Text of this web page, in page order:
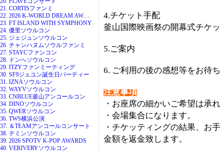
21. CORTISファンミ
22. 2026 K-WORLD DREAM AWARDS
23. FT ISLAND WITH SYMPHONY
24. 優里ソウルコン
25. ジェジュンソウルコン
26. チャンハヌムソウルファンミ
27. STAYCファンコン
28. ドンへソウルコン
29. ITZYファンミーティング
30. SF9ジェユン誕生日パーティー
31. IZNAソウルコン
32. WAYVソウルコン
33. CNBLUE釜山アンコールコン
34. DINOソウルコン
35. QWERソウルコン
36. TWS横浜公演
37. ＆TEAMアンコールコンサート
38. テミンソウルコン
39. 2026 SPOTV K-POP AWARDS
40. VERIVERYソウルコン
4.チケット手配
釜山国際映画祭の開幕式チケ
5.ご案内
6. ご利用の後の感想等をお待
注意事項
・お座席の細かいご希望は承
・会場集合になります。
・チケッティングの結果、お
金額を返金致します。